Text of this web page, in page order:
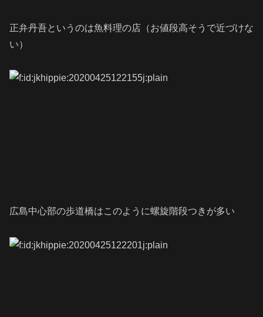
正弁丹吾というのは魚料理の店（お値段高そうで近づけな
い）
広島中心部の歩道橋はこのように螺旋階段つきが多い